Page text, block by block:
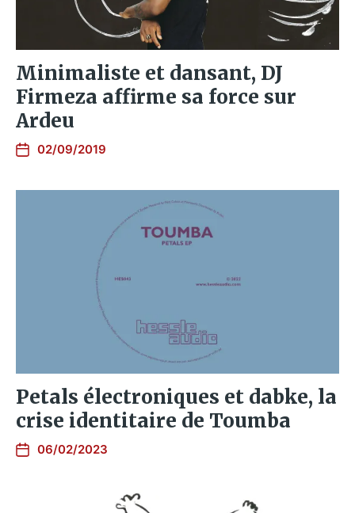
Minimaliste et dansant, DJ
Firmeza affirme sa force sur
Ardeu
02/09/2019
Petals électroniques et dabke, la
crise identitaire de Toumba
06/02/2023